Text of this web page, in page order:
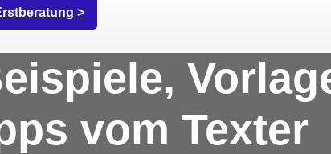
>
Werbebriefe
vom Texter